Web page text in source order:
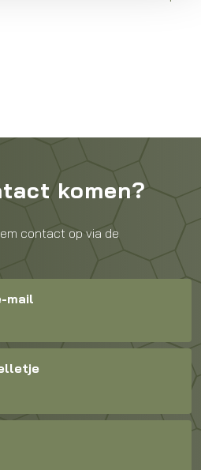
komen?
contact op via de
mail